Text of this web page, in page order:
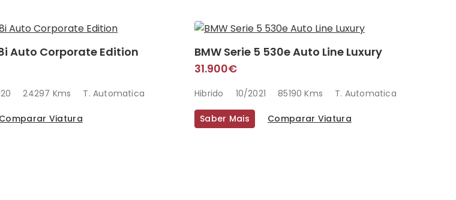
Auto Corporate Edition
24297 Kms T. Automatica
Comparar Viatura
BMW Serie 5 530e Auto Line Luxury
31.900€
Hibrido 10/2021 85190 Kms T. Automatica
Saber Mais Comparar Viatura